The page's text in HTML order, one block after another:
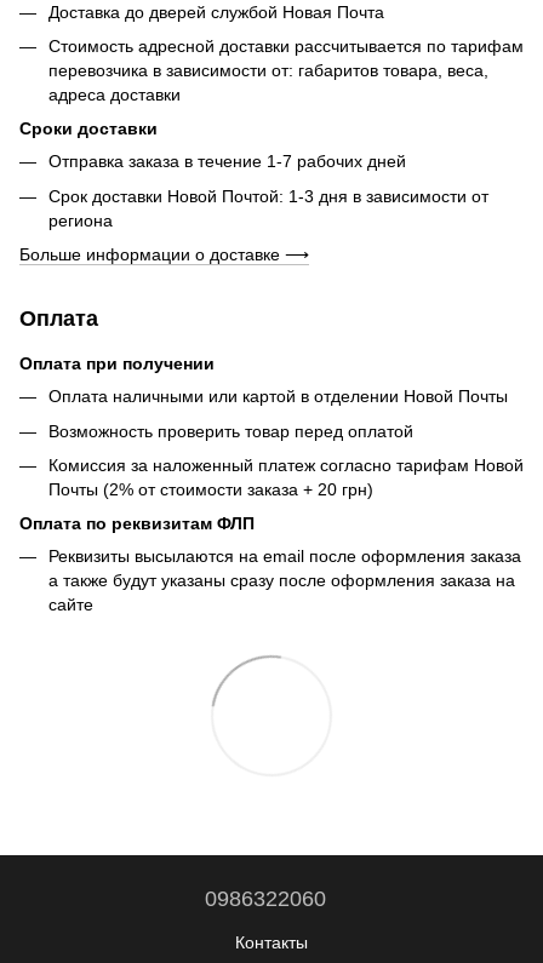
Доставка до дверей службой Новая Почта
Стоимость адресной доставки рассчитывается по тарифам
перевозчика в зависимости от: габаритов товара, весa,
адреса доставки
Сроки доставки
Отправка заказа в течение 1-7 рабочих дней
Срок доставки Новой Почтой: 1-3 дня в зависимости от
региона
Больше информации о доставке ⟶
Оплата
Оплата при получении
Оплата наличными или картой в отделении Новой Почты
Возможность проверить товар перед оплатой
Комиссия за наложенный платеж согласно тарифам Новой
Почты (2% от стоимости заказа + 20 грн)
Оплата по реквизитам ФЛП
Реквизиты высылаются на email после оформления заказа
а также будут указаны сразу после оформления заказа на
сайте
0986322060
Контакты